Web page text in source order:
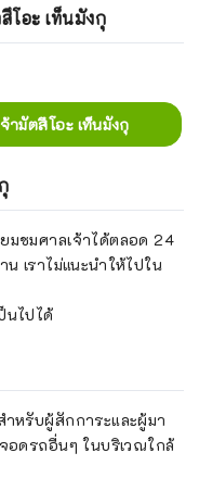
โอะ เท็นมังกุ
ามัตสึโอะ เท็นมังกุ
มชมศาลเจ้าได้ตลอด 24
เราไม่แนะนำให้ไปใน
นไปได้
ำหรับผู้สักการะและผู้มา
อดรถอื่นๆ ในบริเวณใกล้